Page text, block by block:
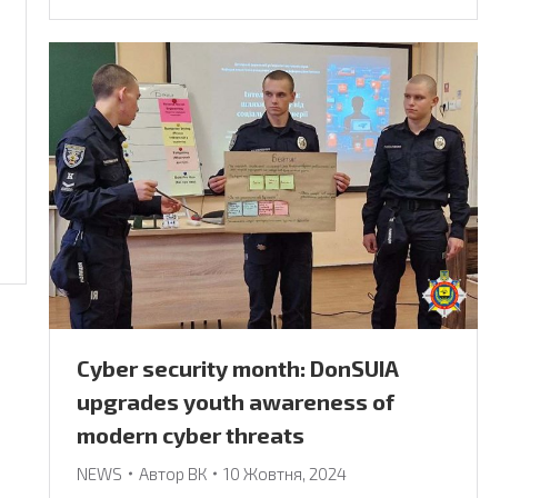
Cyber security month: DonSUIA
upgrades youth awareness of
modern cyber threats
NEWS Автор ВК 10 Жовтня, 2024